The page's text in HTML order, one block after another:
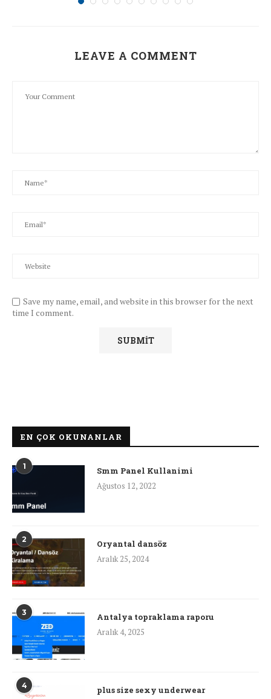
LEAVE A COMMENT
Save my name, email, and website in this browser for the next
time I comment.
EN ÇOK OKUNANLAR
1
Smm Panel Kullanimi
Ağustos 12, 2022
2
Oryantal dansöz
Aralık 25, 2024
3
Antalya topraklama raporu
Aralık 4, 2025
4
plus size sexy underwear